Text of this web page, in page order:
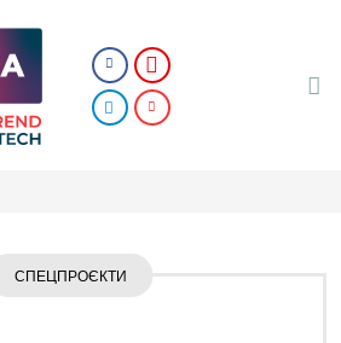
СПЕЦПРОЄКТИ